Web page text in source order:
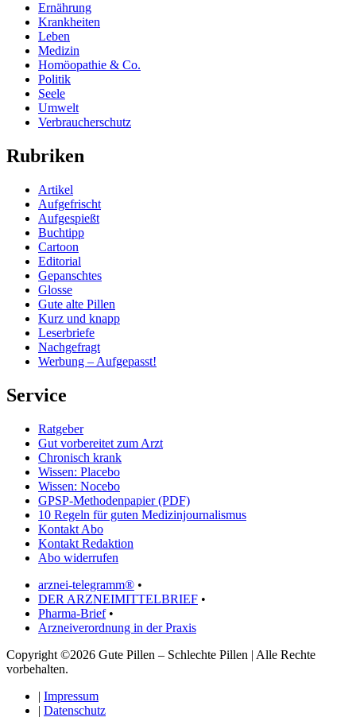
Ernährung
Krankheiten
Leben
Medizin
Homöopathie & Co.
Politik
Seele
Umwelt
Verbraucherschutz
Rubriken
Artikel
Aufgefrischt
Aufgespießt
Buchtipp
Cartoon
Editorial
Gepanschtes
Glosse
Gute alte Pillen
Kurz und knapp
Leserbriefe
Nachgefragt
Werbung – Aufgepasst!
Service
Ratgeber
Gut vorbereitet zum Arzt
Chronisch krank
Wissen: Placebo
Wissen: Nocebo
GPSP-Methodenpapier (PDF)
10 Regeln für guten Medizinjournalismus
Kontakt Abo
Kontakt Redaktion
Abo widerrufen
arznei-telegramm® •
DER ARZNEIMITTELBRIEF •
Pharma-Brief•
Arzneiverordnung in der Praxis
Copyright ©2026 Gute Pillen – Schlechte Pillen | Alle Rechte
vorbehalten.
| Impressum
| Datenschutz